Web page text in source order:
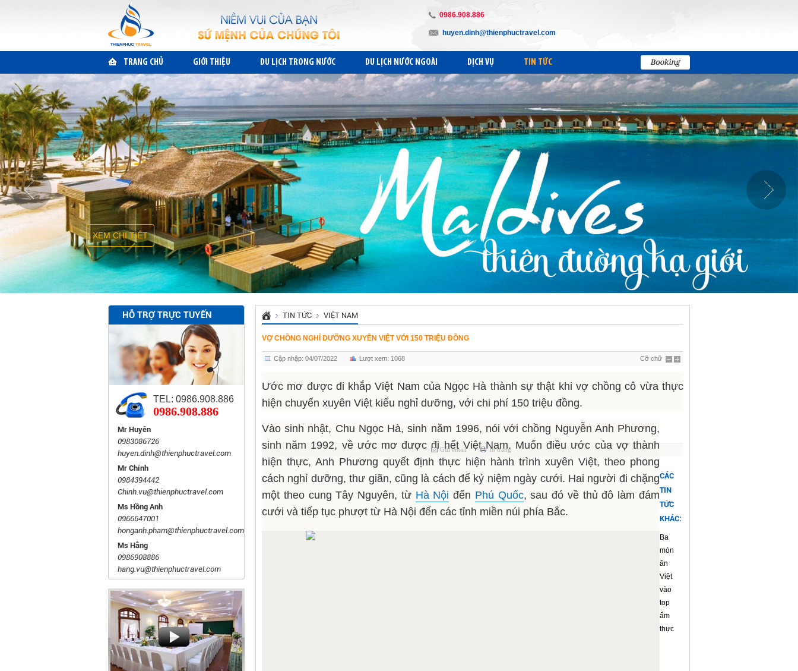
0986.908.886
huyen.dinh@thienphuctravel.com
TRANG CHỦ GIỚI THIỆU DU LỊCH TRONG NƯỚC DU LỊCH NƯỚC NGOÀI DỊCH VỤ TIN TỨC
XEM CHI TIẾT
HỖ TRỢ TRỰC TUYẾN
TEL: 0986.908.886
0986.908.886
Mr Huyên
0983086726
huyen.dinh@thienphuctravel.com
Mr Chính
0984394442
Chinh.vu@thienphuctravel.com
Ms Hồng Anh
0966647001
honganh.pham@thienphuctravel.com
Ms Hằng
0986908886
hang.vu@thienphuctravel.com
TIN TỨC VIỆT NAM
VỢ CHỒNG NGHỈ DƯỠNG XUYÊN VIỆT VỚI 150 TRIỆU ĐỒNG
Cập nhập: 04/07/2022 Lượt xem: 1068 Cỡ chữ
Ước mơ được đi khắp Việt Nam của Ngọc Hà thành sự thật khi vợ chồng cô vừa thực
hiện chuyến xuyên Việt kiểu nghỉ dưỡng, với chi phí 150 triệu đồng.
Vào sinh nhật, Chu Ngọc Hà, sinh năm 1996, nói với chồng Nguyễn Anh Phương,
sinh năm 1992, về ước mơ được đi hết Việt Nam. Muốn điều ước của vợ thành
hiện thực, Anh Phương quyết định thực hiện hành trình xuyên Việt, theo phong
cách nghỉ dưỡng, thư giãn, cũng là cách để kỷ niệm ngày cưới. Hai người đi chặng
một theo cung Tây Nguyên, từ Hà Nội đến Phú Quốc, sau đó về thủ đô làm đám
cưới và tiếp tục phượt từ Hà Nội đến các tỉnh miền núi phía Bắc.
Gửi email In trang
CÁC
TIN
TỨC
KHÁC:
Ba
món
ăn
Việt
vào
top
ẩm
thực